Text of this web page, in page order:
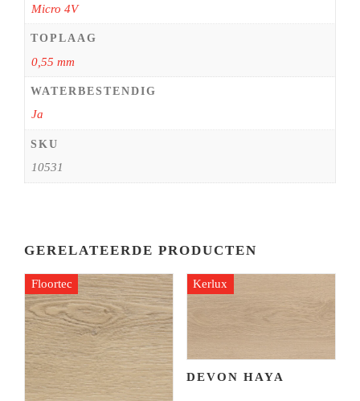
Micro 4V
TOPLAAG
0,55 mm
WATERBESTENDIG
Ja
SKU
10531
GERELATEERDE PRODUCTEN
Floortec Kerlux
DEVON HAYA